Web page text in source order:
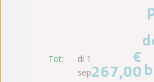
Tot:
di 1
sep
€
267,00